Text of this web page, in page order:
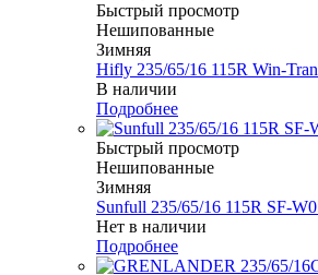
Быстрый просмотр
Нешипованные
Зимняя
Hifly 235/65/16 115R Win-
В наличии
Подробнее
Быстрый просмотр
Нешипованные
Зимняя
Sunfull 235/65/16 115R SF-
Нет в наличии
Подробнее